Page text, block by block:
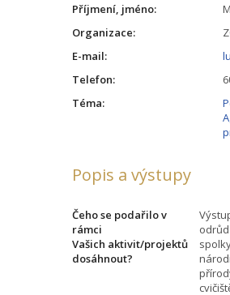
Příjmení, jméno:
Organizace:
E-mail:
Telefon:
Téma:
Popis a výstupy
Čeho se podařilo v
rámci
Vašich aktivit/projektů
dosáhnout?